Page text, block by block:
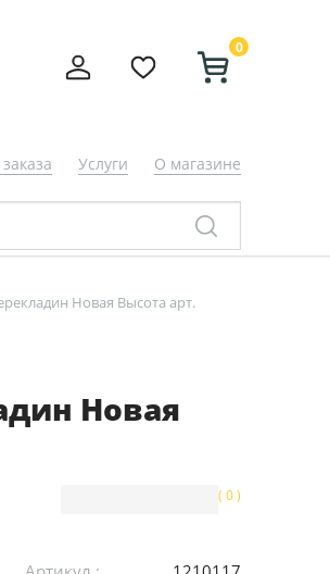
0
Услуги О магазине
Новая Высота арт.
Новая
( 0 )